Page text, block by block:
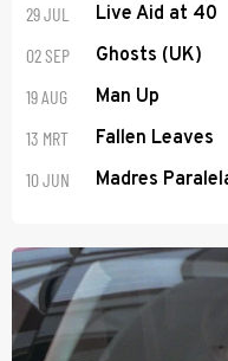
29 JUL Live Aid at 40
02 SEP Ghosts (UK)
19 AUG Man Up
13 MRT Fallen Leaves
10 JUN Madres